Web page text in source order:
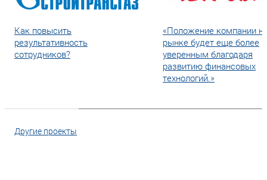
Как повысить
результативность
сотрудников?
«Положение компании
рынке будет еще более
уверенным благодаря
развитию финансовых
технологий.»
Другие проекты